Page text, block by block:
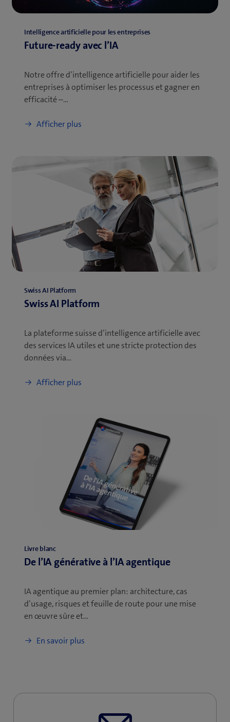
Intelligence artificielle pour les entreprises
Future-ready avec l’IA
Notre offre d’intelligence artificielle pour aider les
entreprises à optimiser les processus et gagner en
efficacité –…
Afficher plus
Swiss AI Platform
Swiss AI Platform
La plateforme suisse d’intelligence artificielle avec
des services IA utiles et une stricte protection des
données via…
Afficher plus
Livre blanc
De l’IA générative à l’IA agentique
IA agentique au premier plan: architecture, cas
d’usage, risques et feuille de route pour une mise
en œuvre sûre et…
En savoir plus